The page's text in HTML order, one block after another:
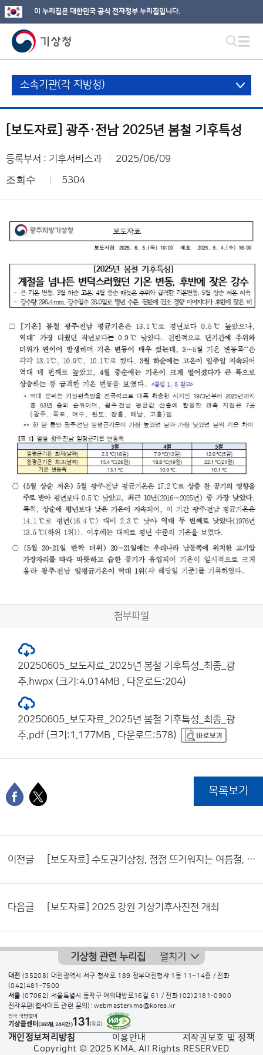
이 누리집은 대한민국 공식 전자정부 누리집입니다.
소속기관(각 지방청)
[보도자료] 광주·전남 2025년 봄철 기후특성
등록부서 : 기후서비스과 2025/06/09
조회수 5304
첨부파일
20250605_보도자료_2025년 봄철 기후특성_최종_광
주.hwpx (크기:4.014MB , 다운로드:204)
20250605_보도자료_2025년 봄철 기후특성_최종_광
주.pdf (크기:1.177MB , 다운로드:578)
목록보기
이전글 [보도자료] 수도권기상청, 점점 뜨거워지는 여름철, 이동노동자의 폭염 피해 예방 지원 나선다
다음글 [보도자료] 2025 강원 기상기후사진전 개최
기상청 관련 누리집 펼치기
대전 (35208) 대전광역시 서구 청사로 189 정부대전청사 1동 11~14층 / 전화
(042)481-7500
서울 (07062) 서울특별시 동작구 여의대방로16길 61 / 전화(02)2181-0900
전자우편(웹사이트 관련 문의): webmasterkma@korea.kr
개인정보처리방침 이용안내
저작권보호 및 정책
Copyright © 2025 KMA. All Rights RESERVED